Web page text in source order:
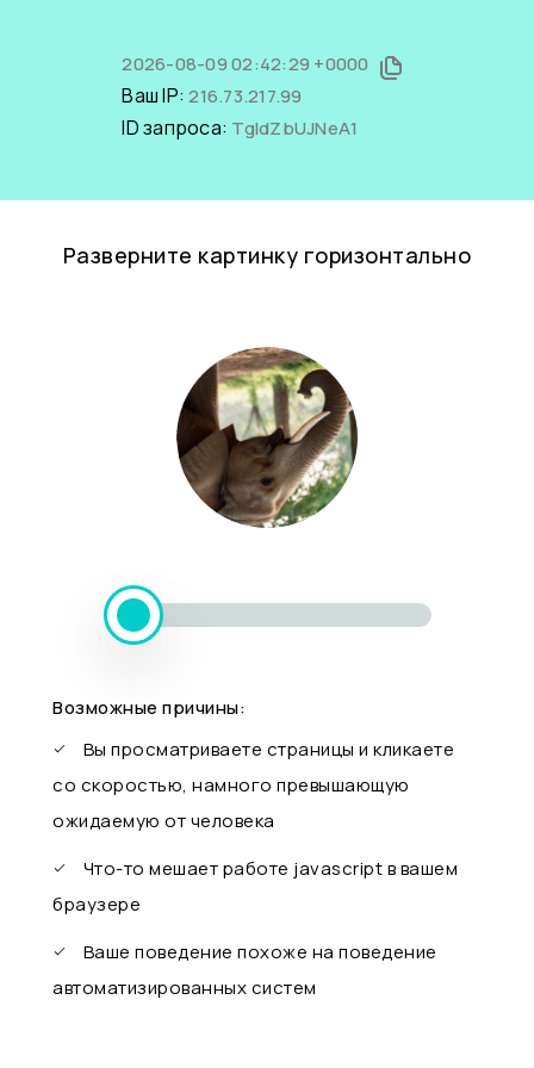
2026-08-09 02:42:29 +0000
Ваш IP:216.73.217.99
ID запроса: TgIdZbUJNeA1
Разверните картинку горизонтально
Возможные причины:
Вы просматриваете страницы и кликаете
со скоростью, намного превышающую
ожидаемую от человека
Что-то мешает работе javascript в вашем
браузере
Ваше поведение похоже на поведение
автоматизированных систем